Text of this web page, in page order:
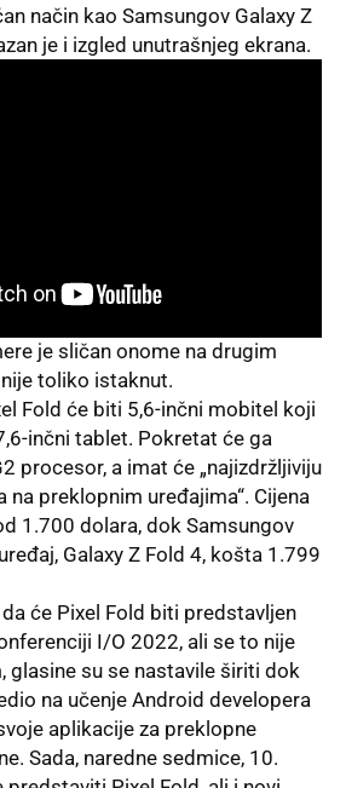
način kao Samsungov Galaxy Z
je i izgled unutrašnjeg ekrana.
je sličan onome na drugim
toliko istaknut.
Fold će biti 5,6-inčni mobitel koji
inčni tablet. Pokretat će ga
procesor, a imat će „najizdržljiviju
na preklopnim uređajima“. Cijena
1.700 dolara, dok Samsungov
Galaxy Z Fold 4, košta 1.799
će Pixel Fold biti predstavljen
I/O 2022, ali se to nije
glasine su se nastavile širiti dok
na učenje Android developera
aplikacije za preklopne
Sada, naredne sedmice, 10.